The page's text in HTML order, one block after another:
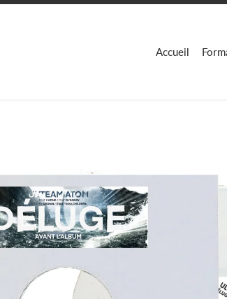
Accueil